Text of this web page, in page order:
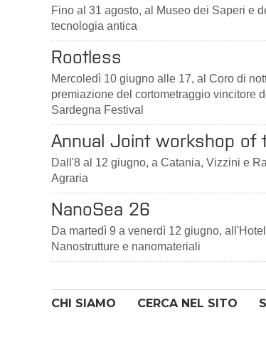
Fino al 31 agosto, al Museo dei Saperi e
tecnologia antica
Rootless
Mercoledì 10 giugno alle 17, al Coro di
premiazione del cortometraggio vincitore
Sardegna Festival
Annual Joint workshop of
Dall'8 al 12 giugno, a Catania, Vizzini e
Agraria
NanoSea 26
Da martedì 9 a venerdì 12 giugno,
Nanostrutture e nanomateriali
CHI SIAMO CERCA NEL SITO